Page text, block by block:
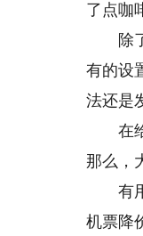
了点咖
除了
有的设
法还是
在给
那么，
有用
机票降